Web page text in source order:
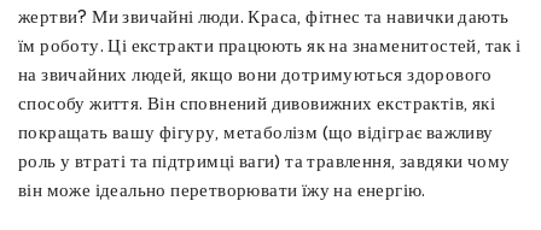
жертви? Ми звичайні люди. Краса, фітнес та навички дають
їм роботу. Ці екстракти працюють як на знаменитостей, так і
на звичайних людей, якщо вони дотримуються здорового
способу життя. Він сповнений дивовижних екстрактів, які
покращать вашу фігуру, метаболізм (що відіграє важливу
роль у втраті та підтримці ваги) та травлення, завдяки чому
він може ідеально перетворювати їжу на енергію.